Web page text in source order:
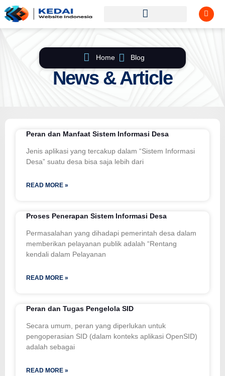
Home Blog
News & Article
Peran dan Manfaat Sistem Informasi Desa
Jenis aplikasi yang tercakup dalam “Sistem Informasi
Desa” suatu desa bisa saja lebih dari
READ MORE »
Proses Penerapan Sistem Informasi Desa
Permasalahan yang dihadapi pemerintah desa dalam
memberikan pelayanan publik adalah “Rentang
kendali dalam Pelayanan
READ MORE »
Peran dan Tugas Pengelola SID
Secara umum, peran yang diperlukan untuk
pengoperasian SID (dalam konteks aplikasi OpenSID)
adalah sebagai
READ MORE »